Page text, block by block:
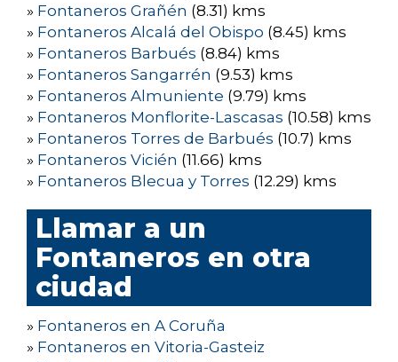
» Fontaneros Grañén (8.31) kms
» Fontaneros Alcalá del Obispo (8.45) kms
» Fontaneros Barbués (8.84) kms
» Fontaneros Sangarrén (9.53) kms
» Fontaneros Almuniente (9.79) kms
» Fontaneros Monflorite-Lascasas (10.58) kms
» Fontaneros Torres de Barbués (10.7) kms
» Fontaneros Vicién (11.66) kms
» Fontaneros Blecua y Torres (12.29) kms
Llamar a un
Fontaneros en otra
ciudad
» Fontaneros en A Coruña
» Fontaneros en Vitoria-Gasteiz